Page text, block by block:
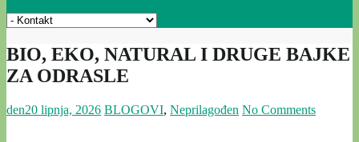
BIO, EKO, NATURAL I DRUGE BAJKE
ZA ODRASLE
den20 lipnja, 2026 BLOGOVI, Neprilagođen No Comments